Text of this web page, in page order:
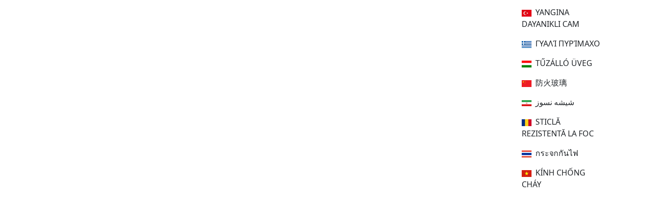
YANGINA
DAYANIKLI CAM
ΓΥΑΛΊ ΠΥΡΊΜΑΧΟ
TŰZÁLLÓ ÜVEG
防火玻璃
شیشه نسوز
STICLĂ
REZISTENTĂ LA FOC
กระจกกันไฟ
KÍNH CHỐNG
CHÁY